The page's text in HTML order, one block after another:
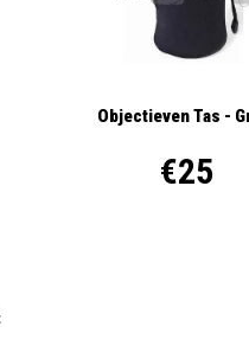
Objectieven Tas -
€25